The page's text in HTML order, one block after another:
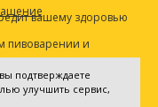
вашему здоровью
пивоварении и
в
информационных
подтверждаете
улучшить сервис,